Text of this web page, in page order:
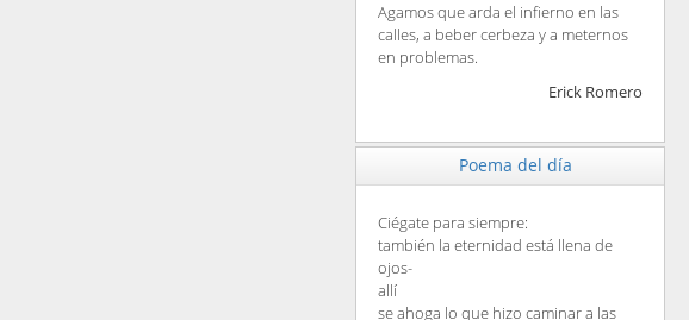
Agamos que arda el infierno en las
calles, a beber cerbeza y a meternos
en problemas.
Erick Romero
Poema del día
Ciégate para siempre:
también la eternidad está llena de
ojos-
allí
se ahoga lo que hizo caminar a las